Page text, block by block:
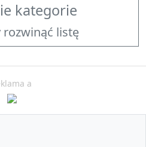
kategorie
rozwinąć listę
a